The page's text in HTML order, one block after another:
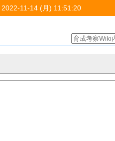
11-14 (月) 11:51:20